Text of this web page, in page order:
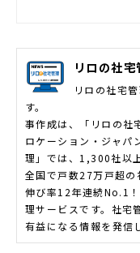
リロの社
リロの社宅
す
事作成は、「リロの社
ロケーション・ジャパ
理」では、1,300社以
全国で戸数27万戸超の
伸び率12年連続No.1
理サービスです。社宅
有益になる情報を発信